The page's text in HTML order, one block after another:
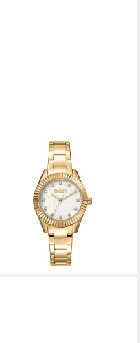
Quarzuhr Chambers Glitz
DK1L017M0055,
Armbanduhr, Damenuhr,
Edelstahlarmband, analog
ab 158,00 €
lieferbar - in 1-2 Werktagen bei dir